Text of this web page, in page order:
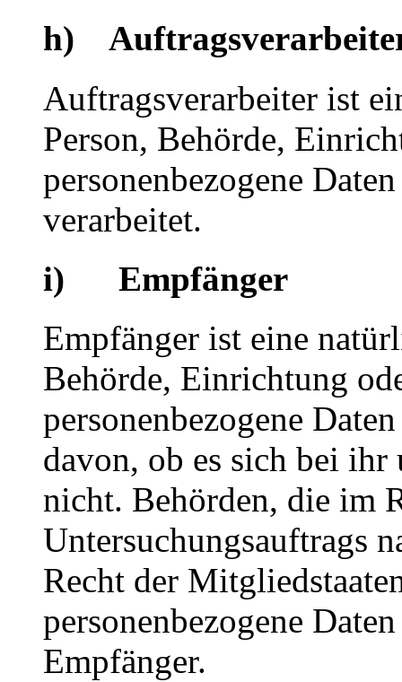
h)
Auftragsverarbeiter ist
Person, Behörde,
personenbezogene
verarbeitet.
i) Empfänger
Empfänger ist eine
Behörde, Einrichtung
personenbezogene
davon, ob es sich bei
nicht. Behörden, die im
Untersuchungsauftrags
Recht der
personenbezogene
Empfänger.